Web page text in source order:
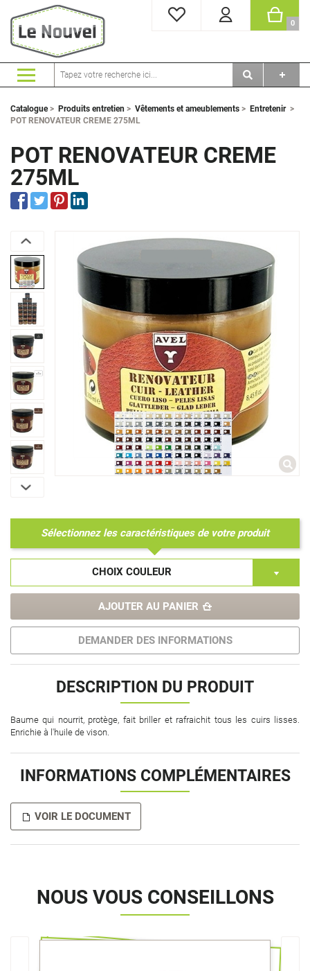
MES FAVORIS
0
Catalogue> Produits entretien > Vêtements et ameublements > Entretenir>
POT RENOVATEUR CREME 275ML
POT RENOVATEUR CREME
275ML
Sélectionnez les caractéristiques de votre produit
CHOIX COULEUR
AJOUTER AU PANIER
DEMANDER DES INFORMATIONS
DESCRIPTION DU PRODUIT
Baume qui nourrit, protège, fait briller et rafraichit tous les cuirs lisses.
Enrichie à l'huile de vison.
INFORMATIONS COMPLÉMENTAIRES
VOIR LE DOCUMENT
NOUS VOUS CONSEILLONS